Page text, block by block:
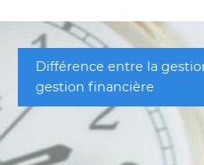
Différence entre la
gestion financière